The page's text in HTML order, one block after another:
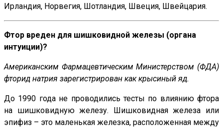
Ирландия, Норвегия, Шотландия, Швеция, Швейцария.
Фтор вреден для шишковидной железы (органа
интуиции)?
Американским Фармацевтическим Министерством (ФДА)
фторид натрия зарегистрирован как крысиный яд.
До 1990 года не проводились тесты по влиянию фтора
на шишковидную железу. Шишковидная железа или
эпифиз – это маленькая железка, расположенная между